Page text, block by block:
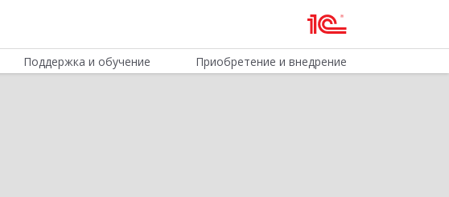
Поддержка и обучение Приобретение и внедрение